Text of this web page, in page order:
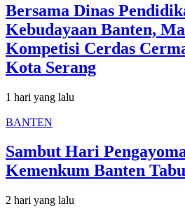
Bersama Dinas
Kebudayaan Banten,
Kompetisi Cerdas
Kota Serang
1 hari yang lalu
BANTEN
Sambut Hari
Kemenkum Banten
2 hari yang lalu